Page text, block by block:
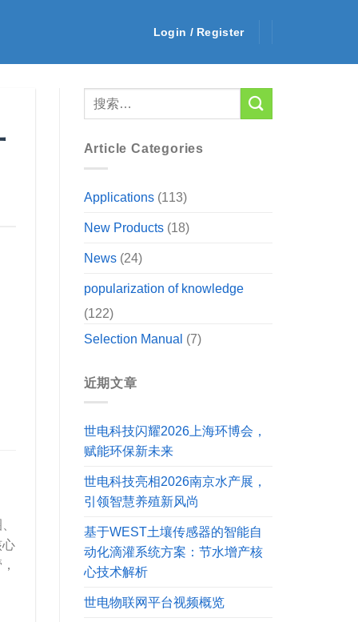
Login / Register
心
Article Categories
Applications(113)
New Products(18)
News(24)
popularization of knowledge
(122)
Selection Manual (7)
近期文章
世电科技闪耀2026上海环博会，
赋能环保新未来
世电科技亮相2026南京水产展，
引领智慧养殖新风尚
基于WEST土壤传感器的智能自
动化滴灌系统方案：节水增产核
心技术解析
世电物联网平台视频概览